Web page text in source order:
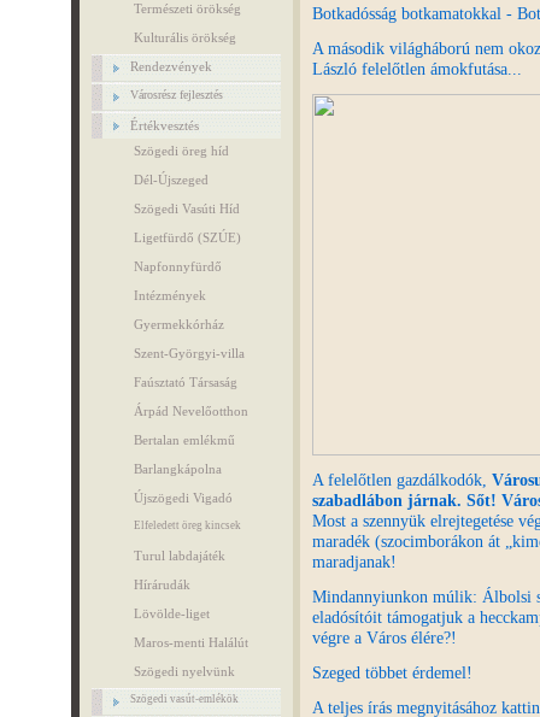
Természeti örökség
Kulturális örökség
Rendezvények
Városrész fejlesztés
Értékvesztés
Szögedi öreg híd
Dél-Újszeged
Szögedi Vasúti Híd
Ligetfürdő (SZÚE)
Napfonnyfürdő
Intézmények
Gyermekkórház
Szent-Györgyi-villa
Faúsztató Társaság
Árpád Nevelőotthon
Bertalan emlékmű
Barlangkápolna
Újszögedi Vigadó
Elfeledett öreg kincsek
Turul labdajáték
Hírárudák
Lövölde-liget
Maros-menti Halálút
Szögedi nyelvünk
Szögedi vasút-emlékök
Botkadósság botkamatokkal -
A második világháború nem
László felelőtlen ámokfutása...
A felelőtlen gazdálkodók,
szabadlábon járnak. Sőt!
Most a szennyük elrejtegetése
maradék (szocimborákon át
maradjanak!
Mindannyiunkon múlik: Álbolsi
eladósítóit támogatjuk a
végre a Város élére?!
Szeged többet érdemel!
A teljes írás megnyitásához